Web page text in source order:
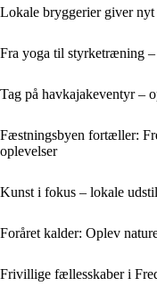
Lokale bryggerier giver
Fra yoga til styrketræning
Tag på havkajakeventyr –
Fæstningsbyen fortæller:
oplevelser
Kunst i fokus – lokale
Foråret kalder: Oplev
Frivillige fællesskaber i